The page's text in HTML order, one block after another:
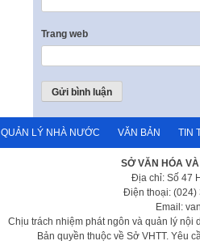
Trang web
QUẢN LÝ NHÀ NƯỚC VĂN BẢN TIN
SỞ VĂN HÓA
Địa chỉ: Số 47
Điện thoại: (024)
Email:
Chịu trách nhiệm phát ngôn và quản lý nội
Bản quyền thuộc về Sở VHTT. Yêu